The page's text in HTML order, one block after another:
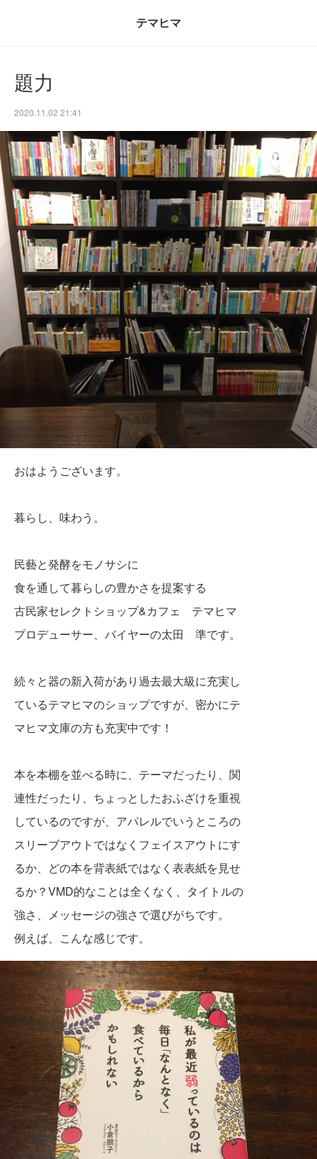
テマヒマ
題力
2020.11.02 21:41
おはようございます。
暮らし、味わう。
民藝と発酵をモノサシに
食を通して暮らしの豊かさを提案する
古民家セレクトショップ&カフェ テマヒマ
プロデューサー、バイヤーの太田 準です。
続々と器の新入荷があり過去最大級に充実し
ているテマヒマのショップですが、密かにテ
マヒマ文庫の方も充実中です！
本を本棚を並べる時に、テーマだったり、関
連性だったり、ちょっとしたおふざけを重視
しているのですが、アパレルでいうところの
スリーブアウトではなくフェイスアウトにす
るか、どの本を背表紙ではなく表表紙を見せ
るか？VMD的なことは全くなく、タイトルの
強さ、 メッセージの強さで選びがちです。
例えば、こんな感じです。